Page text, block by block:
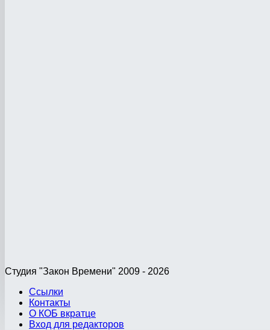
Студия "Закон Времени" 2009 - 2026
Ссылки
Контакты
О КОБ вкратце
Вход для редакторов